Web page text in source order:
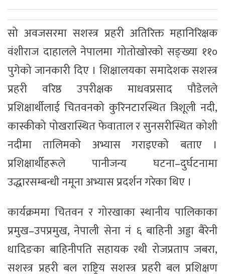
सो अवजसरमा सशस्त्र प्रहरी अतिरिक्त महानिरिक्षक
वंशीराज दाहालले नेपालमा गोतोखोरको सङ्ख्या ११०
पुगेको जानकारी दिए । शिक्षालयका समादेशक सशस्त्र
प्रहरी वरिष्ठ उपरीक्षक माधवप्रसाद पौडेलले
प्रशिक्षार्थीलाई चितवनको कुरिनटारस्थित त्रिशूली नदी,
कास्कीको पोखरास्थित फेवाताल र सुनसरीस्थित कोशी
नदीमा तालिमको अभ्यास गराइएको बताए ।
प्रशिक्षार्थीहरूले पानीजन्य घटना–दुर्घटनामा
उद्धारसम्बन्धी नमूना अभ्यास प्रदर्शन गरेका थिए ।
कार्यक्रममा चितवन र गोरखाका स्थानीय पालिकाका
प्रमुख–उपप्रमुख, नेपाली सेना नं ६ बाहिनी अड्डा बैरेनी
धादिङका बाहिनीपति सहायक रथी रोजप्रताप जबरा,
सशस्त्र प्रहरी बल राष्ट्रिय सशस्त्र प्रहरी बल प्रशिक्षण